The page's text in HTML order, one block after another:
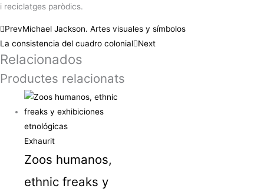
i reciclatges paròdics.
PrevMichael Jackson. Artes visuales y símbolos
La consistencia del cuadro colonial Next
Relacionados
Productes relacionats
Exhaurit
Zoos humanos,
ethnic freaks y